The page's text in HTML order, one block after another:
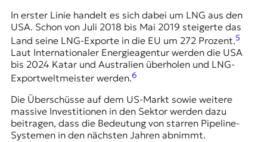
In erster Linie handelt es sich dabei um LNG aus den
USA. Schon von Juli 2018 bis Mai 2019 steigerte das
Land seine LNG-Exporte in die EU um 272 Prozent.5
Laut Internationaler Energieagentur werden die USA
bis 2024 Katar und Australien überholen und LNG-
Exportweltmeister werden.6
Die Überschüsse auf dem US-Markt sowie weitere
massive Investitionen in den Sektor werden dazu
beitragen, dass die Bedeutung von starren Pipeline-
Systemen in den nächsten Jahren abnimmt.